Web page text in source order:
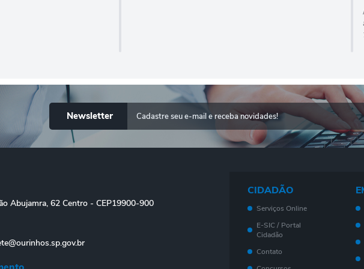
Newsletter
Abujamra, 62 Centro - CEP19900-900
CIDADÃO
Serviços Online
E-SIC / Portal
Cidadão
Contato